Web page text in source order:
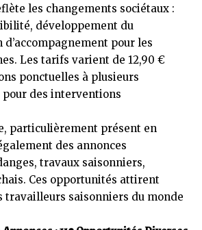
les changements sociétaux :
développement du
pour les
Les tarifs varient de 12,90 €
ponctuelles à plusieurs
pour des interventions
particulièrement présent en
des annonces
travaux saisonniers,
Ces opportunités attirent
travailleurs saisonniers du monde